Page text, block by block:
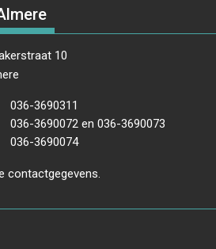
10
036-3690311
036-3690072 en 036-3690073
036-3690074
contactgegevens.